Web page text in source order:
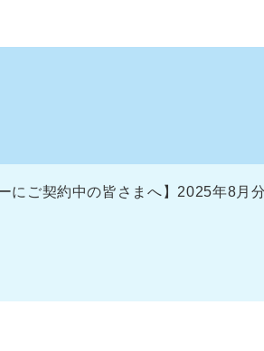
にご契約中の皆さまへ】2025年8